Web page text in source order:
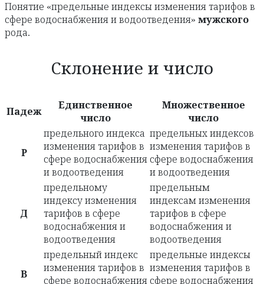
Понятие «предельные индексы изменения тарифов в
сфере водоснабжения и водоотведения» мужского
рода.
Склонение и число
Падеж
Единственное
число
Множественное
число
Р
предельного индекса
изменения тарифов в
сфере водоснабжения
и водоотведения
предельных индексов
изменения тарифов в
сфере водоснабжения
и водоотведения
Д
предельному
индексу изменения
тарифов в сфере
водоснабжения и
водоотведения
предельным
индексам изменения
тарифов в сфере
водоснабжения и
водоотведения
В
предельный индекс
изменения тарифов в
сфере водоснабжения
предельные индексы
изменения тарифов в
сфере водоснабжения